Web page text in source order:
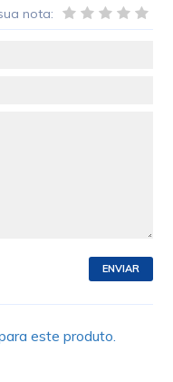
nota:
ENVIAR
este produto.